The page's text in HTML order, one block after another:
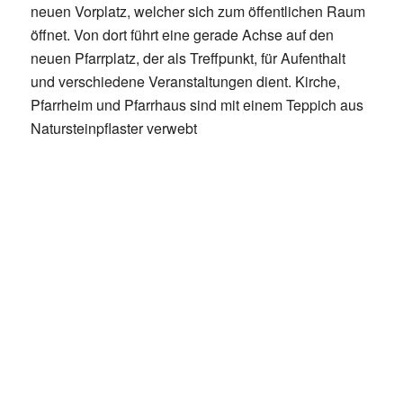
neuen Vorplatz, welcher sich zum öffentlichen Raum
öffnet. Von dort führt eine gerade Achse auf den
neuen Pfarrplatz, der als Treffpunkt, für Aufenthalt
und verschiedene Veranstaltungen dient. Kirche,
Pfarrheim und Pfarrhaus sind mit einem Teppich aus
Natursteinpflaster verwebt